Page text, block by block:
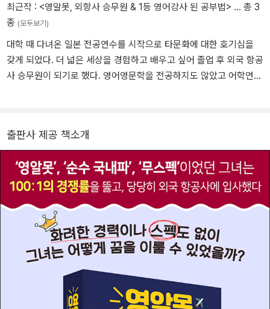
최근작 : <영알못, 외항사 승무원 & 1등 영어강사 된 공부법> … 총 3
종 (모두보기)
대학 때 다녀온 일본 전공연수를 시작으로 타문화에 대한 호기심을
갖게 되었다. 더 넓은 세상을 경험하고 배우고 싶어 졸업 후 외국 항공
사 승무원이 되기로 했다. 영어영문학을 전공하지도 않았고 어학연수
4년간 근무한 후 한국으로 돌아와 숙명여대에서 SMU-TESOL(성인
영어) 과정을 이수했다. 그 이후 본격적으로 영어회화 강사로 활동했
으며, 동시에 승무원 양성 학원에서 영어 인터뷰를 가르쳤다. CS 강
사 과정을 수료하고, 대학교 취업캠프 강사, 이미지 메이킹 및 커뮤니
들을 대상으로 면접 스킬 지도 및 취업 컨설팅을 하고 있다. 지금까지
국내외 항공사에 취업한 다수의 합격자를 배출했다. 이외에도 영어
원서 읽기, 고전 읽기 등 취미 관련 정보를 공유하며 사람들과 소통하
고 있다. ‘배움이 없는 삶은 영혼이 없는 삶과 같다’는 말을 늘 가슴에
새기며, 오늘도 시간을 쪼개 세상을 향한 배움을 이어가는 중이다. 작
가 블로그 https://blog.naver.com/jjalove012 작가 메일 jjalove01
출판사 제공 책소개